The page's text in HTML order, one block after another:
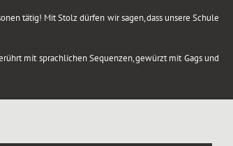
tätig! Mit Stolz dürfen wir sagen, dass unsere Schule
mit sprachlichen Sequenzen, gewürzt mit Gags und